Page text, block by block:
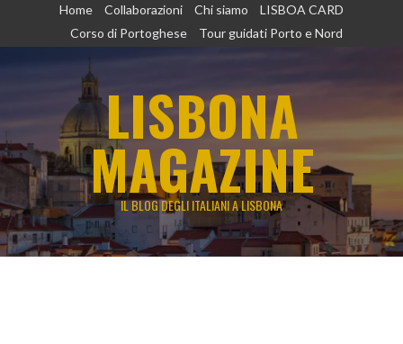
Home Collaborazioni Chi siamo
LISBOA CARD
Corso di Portoghese
Tour guidati Porto e Nord
LISBONA
MAGAZINE
IL BLOG DEGLI ITALIANI A LISBONA